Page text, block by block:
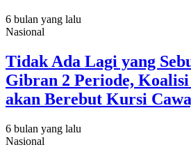
6 bulan yang lalu
Nasional
Tidak Ada Lagi yang
Gibran 2 Periode,
akan Berebut Kursi
6 bulan yang lalu
Nasional